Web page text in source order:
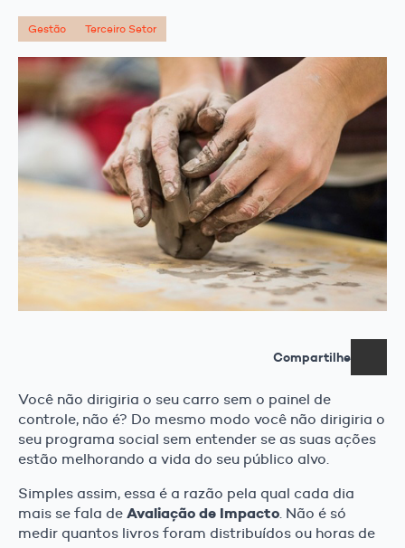
Gestão Terceiro Setor
Compartilhe
Você não dirigiria o seu carro sem o painel de
controle, não é? Do mesmo modo você não dirigiria o
seu programa social sem entender se as suas ações
estão melhorando a vida do seu público alvo.
Simples assim, essa é a razão pela qual cada dia
mais se fala de Avaliação de Impacto. Não é só
medir quantos livros foram distribuídos ou horas de